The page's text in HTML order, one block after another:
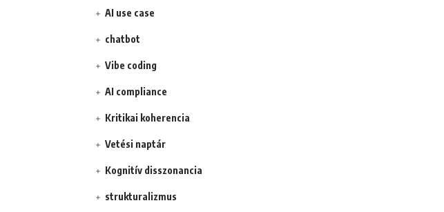
AI use case
chatbot
Vibe coding
AI compliance
Kritikai koherencia
Vetési naptár
Kognitív disszonancia
strukturalizmus